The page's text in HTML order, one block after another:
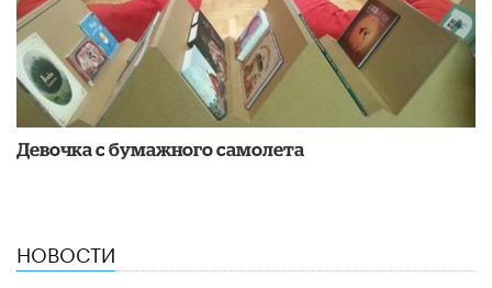
Девочка с бумажного самолета
НОВОСТИ